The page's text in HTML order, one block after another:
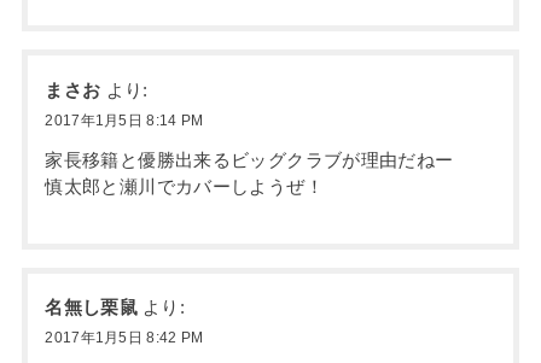
まさお より:
2017年1月5日 8:14 PM
家長移籍と優勝出来るビッグクラブが理由だねー
慎太郎と瀬川でカバーしようぜ！
名無し栗鼠 より:
2017年1月5日 8:42 PM